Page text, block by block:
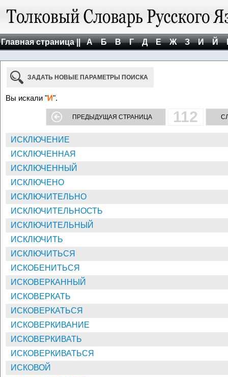
Главная страница || А Б В Г Д Е Ж З И Й
ЗАДАТЬ НОВЫЕ ПАРАМЕТРЫ ПОИСКА
Вы искали "И".
ПРЕДЫДУЩАЯ СТРАНИЦА 112
ИСКЛЮЧЕНИЕ
ИСКЛЮЧЕННАЯ
ИСКЛЮЧЕННЫЙ
ИСКЛЮЧЕНО
ИСКЛЮЧИТЕЛЬНО
ИСКЛЮЧИТЕЛЬНОСТЬ
ИСКЛЮЧИТЕЛЬНЫЙ
ИСКЛЮЧИТЬ
ИСКЛЮЧИТЬСЯ
ИСКОБЕНИТЬСЯ
ИСКОВЕРКАННЫЙ
ИСКОВЕРКАТЬ
ИСКОВЕРКАТЬСЯ
ИСКОВЕРКИВАНИЕ
ИСКОВЕРКИВАТЬ
ИСКОВЕРКИВАТЬСЯ
ИСКОВОЙ